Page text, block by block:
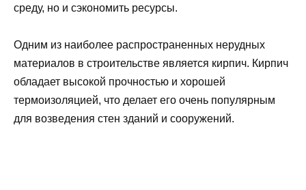
среду, но и сэкономить ресурсы.
Одним из наиболее распространенных нерудных
материалов в строительстве является кирпич. Кирпич
обладает высокой прочностью и хорошей
термоизоляцией, что делает его очень популярным
для возведения стен зданий и сооружений.